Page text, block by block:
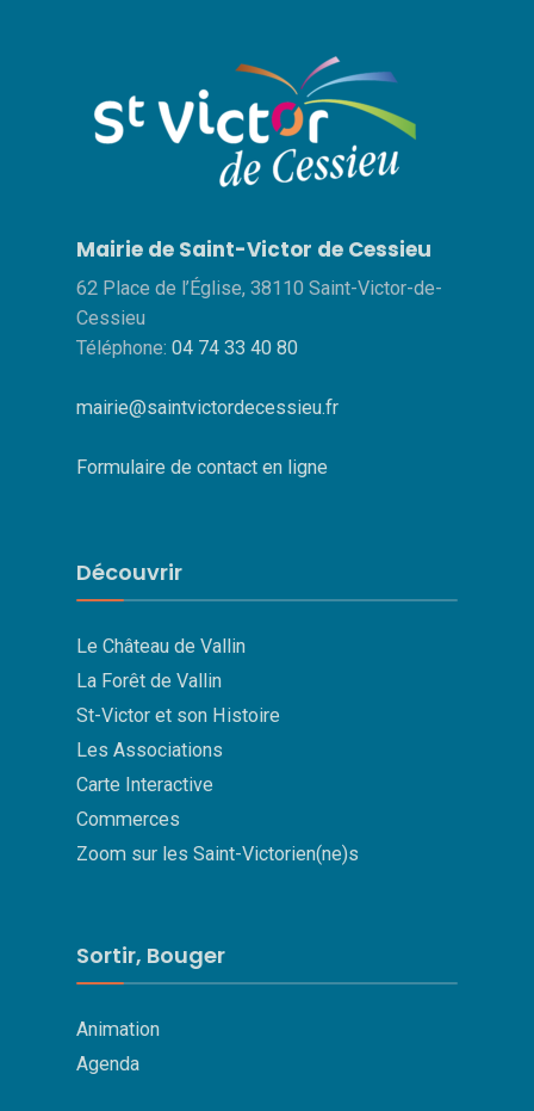
Mairie de Saint-Victor de Cessieu
62 Place de l’Église, 38110 Saint-Victor-de-
Cessieu
Téléphone: 04 74 33 40 80
mairie@saintvictordecessieu.fr
Formulaire de contact en ligne
Découvrir
Le Château de Vallin
La Forêt de Vallin
St-Victor et son Histoire
Les Associations
Carte Interactive
Commerces
Zoom sur les Saint-Victorien(ne)s
Sortir, Bouger
Animation
Agenda